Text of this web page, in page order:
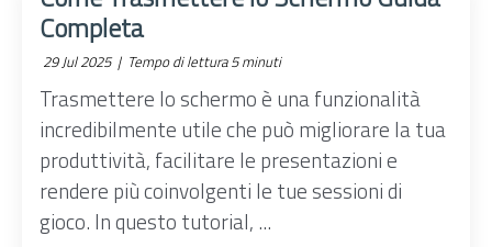
Completa
29 Jul 2025 | Tempo di lettura 5 minuti
Trasmettere lo schermo è una funzionalità
incredibilmente utile che può migliorare la tua
produttività, facilitare le presentazioni e
rendere più coinvolgenti le tue sessioni di
gioco. In questo tutorial, ...